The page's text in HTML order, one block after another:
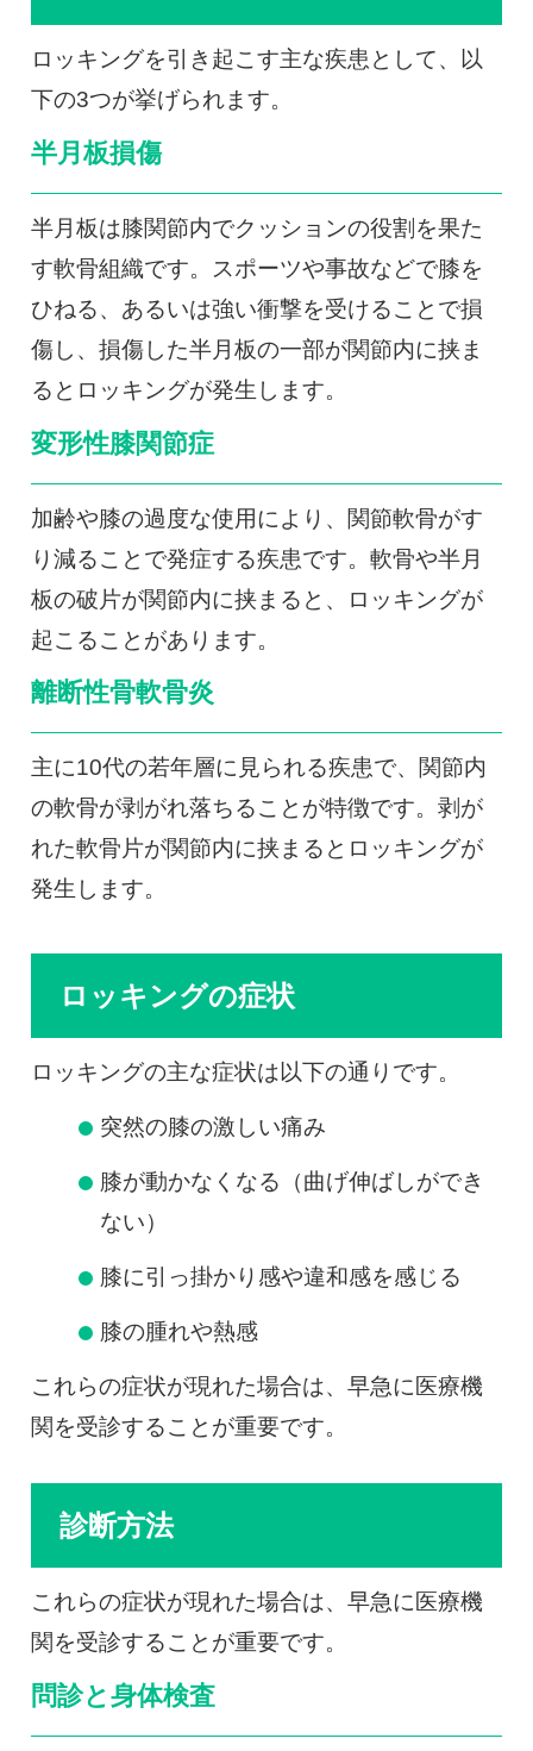
ロッキングを引き起こす主な疾患として、以
下の3つが挙げられます。
半月板損傷
半月板は膝関節内でクッションの役割を果た
す軟骨組織です。スポーツや事故などで膝を
ひねる、あるいは強い衝撃を受けることで損
傷し、損傷した半月板の一部が関節内に挟ま
るとロッキングが発生します。
変形性膝関節症
加齢や膝の過度な使用により、関節軟骨がす
り減ることで発症する疾患です。軟骨や半月
板の破片が関節内に挟まると、ロッキングが
起こることがあります。
離断性骨軟骨炎
主に10代の若年層に見られる疾患で、関節内
の軟骨が剥がれ落ちることが特徴です。剥が
れた軟骨片が関節内に挟まるとロッキングが
発生します。
ロッキングの症状
ロッキングの主な症状は以下の通りです。
突然の膝の激しい痛み
膝が動かなくなる（曲げ伸ばしができ
ない）
膝に引っ掛かり感や違和感を感じる
膝の腫れや熱感
これらの症状が現れた場合は、早急に医療機
関を受診することが重要です。
診断方法
これらの症状が現れた場合は、早急に医療機
関を受診することが重要です。
問診と身体検査